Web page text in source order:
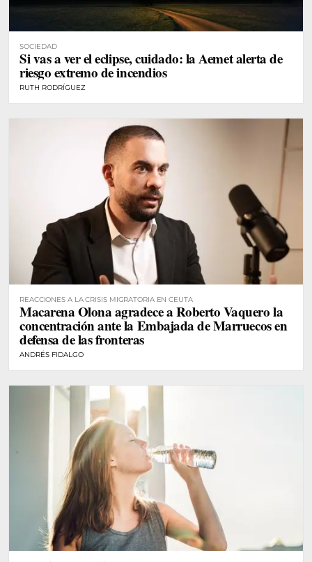
SOCIEDAD
Si vas a ver el eclipse, cuidado: la Aemet alerta de
riesgo extremo de incendios
RUTH RODRÍGUEZ
REACCIONES A LA CRISIS MIGRATORIA EN CEUTA
Macarena Olona agradece a Roberto Vaquero la
concentración ante la Embajada de Marruecos en
defensa de las fronteras
ANDRÉS FIDALGO